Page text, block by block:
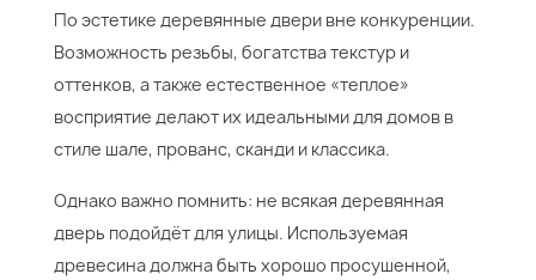
По эстетике деревянные двери вне конкуренции.
Возможность резьбы, богатства текстур и
оттенков, а также естественное «теплое»
восприятие делают их идеальными для домов в
стиле шале, прованс, сканди и классика.
Однако важно помнить: не всякая деревянная
дверь подойдёт для улицы. Используемая
древесина должна быть хорошо просушенной,